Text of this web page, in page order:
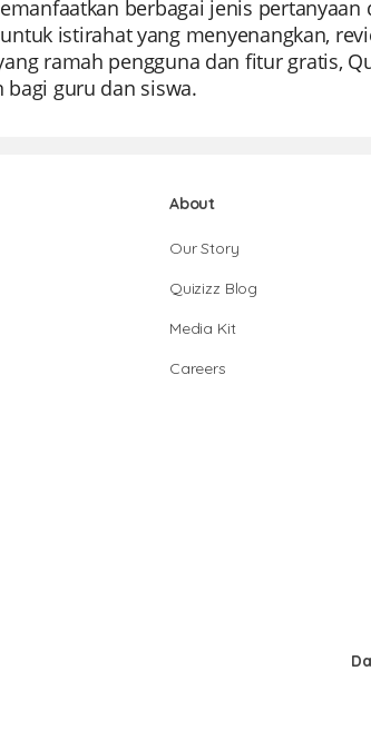
berbagai jenis
istirahat yang menyenangkan,
ramah pengguna dan fitur gratis,
bagi guru dan siswa.
About
Our Story
Quizizz Blog
Media Kit
Careers